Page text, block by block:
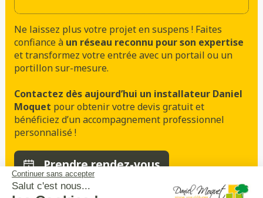
Continuer sans accepter
Salut c'est nous...
Ne laissez plus votre projet en suspens ! Faites
confiance à un réseau reconnu pour son expertise
et transformez votre entrée avec un portail ou un
portillon sur-mesure.
Contactez dès aujourd’hui un installateur Daniel
Moquet pour obtenir votre devis gratuit et
bénéficiez d’un accompagnement professionnel
personnalisé !
Prendre rendez-vous